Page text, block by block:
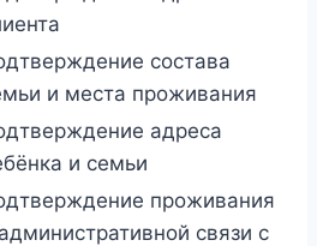
состава
и места проживания
адреса
и семьи
проживания
связи с